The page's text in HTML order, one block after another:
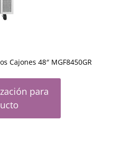
Cajones 48″ MGF8450GR
para